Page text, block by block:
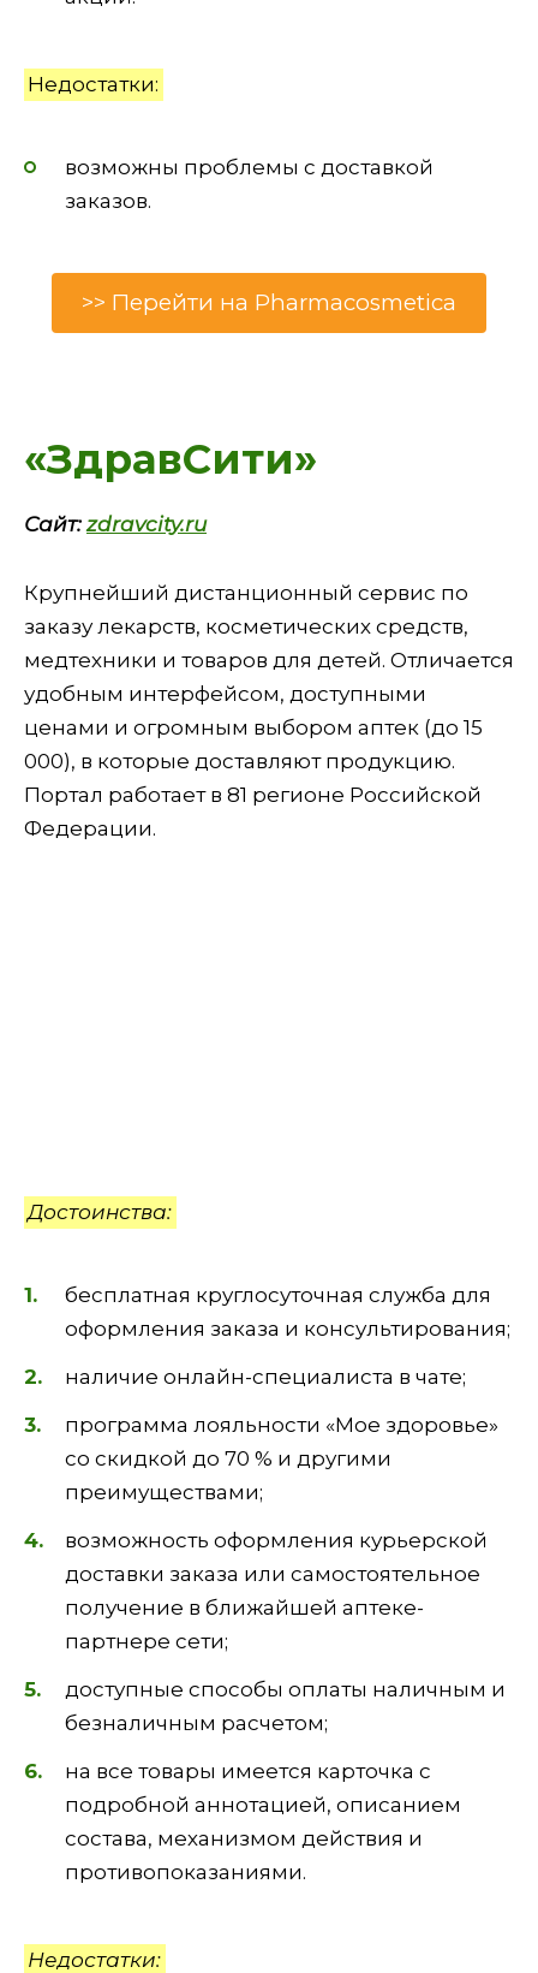
Недостатки:
возможны проблемы с доставкой
заказов.
>> Перейти на Pharmacosmetica
«ЗдравСити»
Сайт: zdravcity.ru
Крупнейший дистанционный сервис по
заказу лекарств, косметических средств,
медтехники и товаров для детей. Отличается
удобным интерфейсом, доступными
ценами и огромным выбором аптек (до 15
000), в которые доставляют продукцию.
Портал работает в 81 регионе Российской
Федерации.
Достоинства:
бесплатная круглосуточная служба для
оформления заказа и консультирования;
наличие онлайн-специалиста в чате;
программа лояльности «Мое здоровье»
со скидкой до 70 % и другими
преимуществами;
возможность оформления курьерской
доставки заказа или самостоятельное
получение в ближайшей аптеке-
партнере сети;
доступные способы оплаты наличным и
безналичным расчетом;
на все товары имеется карточка с
подробной аннотацией, описанием
состава, механизмом действия и
противопоказаниями.
Недостатки: